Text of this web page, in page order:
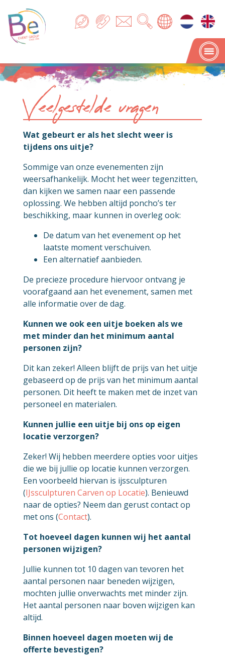
Veelgestelde vragen
Wat gebeurt er als het slecht weer is
tijdens ons uitje?
Sommige van onze evenementen zijn
weersafhankelijk. Mocht het weer tegenzitten,
dan kijken we samen naar een passende
oplossing. We hebben altijd poncho’s ter
beschikking, maar kunnen in overleg ook:
De datum van het evenement op het
laatste moment verschuiven.
Een alternatief aanbieden.
De precieze procedure hiervoor ontvang je
voorafgaand aan het evenement, samen met
alle informatie over de dag.
Kunnen we ook een uitje boeken als we
met minder dan het minimum aantal
personen zijn?
Dit kan zeker! Alleen blijft de prijs van het uitje
gebaseerd op de prijs van het minimum aantal
personen. Dit heeft te maken met de inzet van
personeel en materialen.
Kunnen jullie een uitje bij ons op eigen
locatie verzorgen?
Zeker! Wij hebben meerdere opties voor uitjes
die we bij jullie op locatie kunnen verzorgen.
Een voorbeeld hiervan is ijssculpturen
(IJssculpturen Carven op Locatie). Benieuwd
naar de opties? Neem dan gerust contact op
met ons (Contact).
Tot hoeveel dagen kunnen wij het aantal
personen wijzigen?
Jullie kunnen tot 10 dagen van tevoren het
aantal personen naar beneden wijzigen,
mochten jullie onverwachts met minder zijn.
Het aantal personen naar boven wijzigen kan
altijd.
Binnen hoeveel dagen moeten wij de
offerte bevestigen?